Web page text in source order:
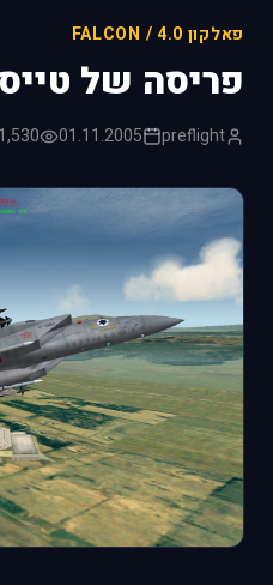
פאלקון 4.0 / FALCON
פריסה של
preflight
01.11.2005 1,530 צפיות